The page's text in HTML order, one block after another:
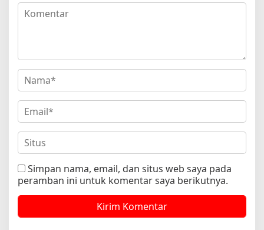
Simpan nama, email, dan situs web saya pada
peramban ini untuk komentar saya berikutnya.